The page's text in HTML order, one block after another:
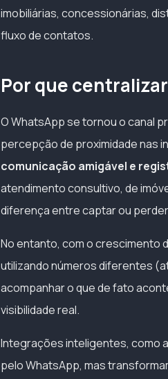
imobiliárias, concessionárias,
fluxo de contatos.
Por que
O WhatsApp se tornou o canal
percepção de proximidade nas
comunicação amigável e
atendimento consultivo, de
diferença entre captar ou
No entanto, com o crescimento
utilizando números diferentes
acompanhar o que de fato
visibilidade real.
Integrações inteligentes, como
pelo WhatsApp, mas